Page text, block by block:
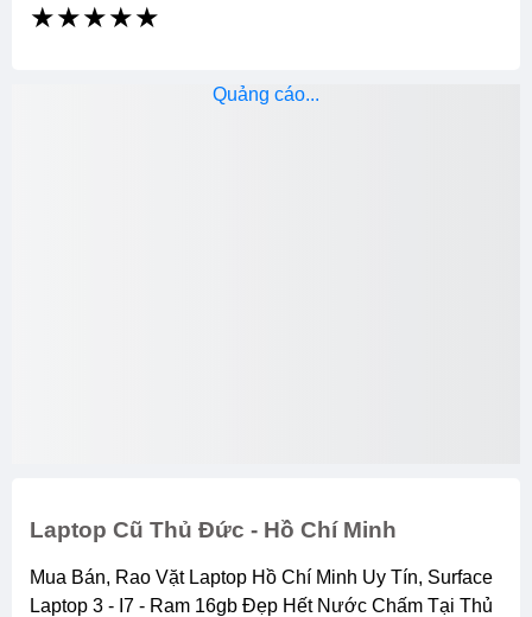
★★★★★
Laptop Cũ Thủ Đức - Hồ Chí Minh
Mua Bán, Rao Vặt Laptop Hồ Chí Minh Uy Tín, Surface
Laptop 3 - I7 - Ram 16gb Đẹp Hết Nước Chấm Tại Thủ